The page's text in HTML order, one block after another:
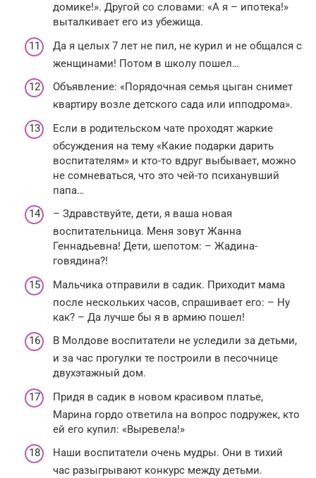
домике!». Другой со словами: «А я – ипотека!»
выталкивает его из убежища.
Да я целых 7 лет не пил, не курил и не общался с
женщинами! Потом в школу пошел…
Объявление: «Порядочная семья цыган снимет
квартиру возле детского сада или ипподрома».
Если в родительском чате проходят жаркие
обсуждения на тему «Какие подарки дарить
воспитателям» и кто-то вдруг выбывает, можно
не сомневаться, что это чей-то психанувший
папа…
– Здравствуйте, дети, я ваша новая
воспитательница. Меня зовут Жанна
Геннадьевна! Дети, шепотом: – Жадина-
говядина?!
Мальчика отправили в садик. Приходит мама
после нескольких часов, спрашивает его: – Ну
как? – Да лучше бы я в армию пошел!
В Молдове воспитатели не уследили за детьми,
и за час прогулки те построили в песочнице
двухэтажный дом.
Придя в садик в новом красивом платье,
Марина гордо ответила на вопрос подружек, кто
ей его купил: «Выревела!»
Наши воспитатели очень мудры. Они в тихий
час разыгрывают конкурс между детьми.